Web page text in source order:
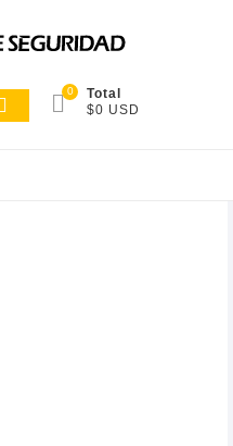
0
Total
$0 USD